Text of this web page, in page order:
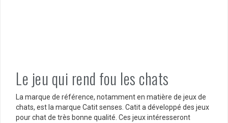
Le jeu qui rend fou les chats
La marque de référence, notamment en matière de jeux de
chats, est la marque Catit senses. Catit a développé des jeux
pour chat de très bonne qualité. Ces jeux intéresseront